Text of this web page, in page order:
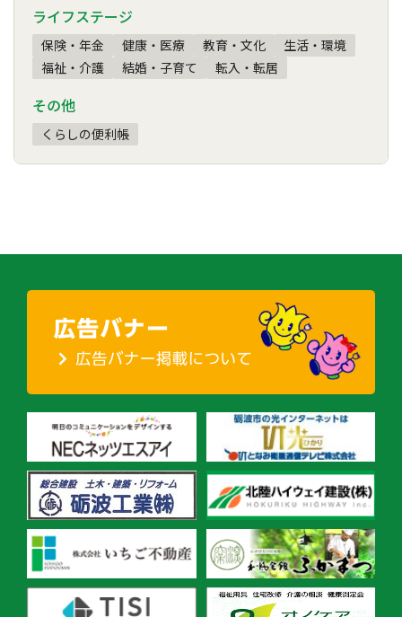
ライフステージ
保険・年金 健康・医療 教育・文化
生活・環境
福祉・介護
結婚・子育て 転入・転居
その他
くらしの便利帳